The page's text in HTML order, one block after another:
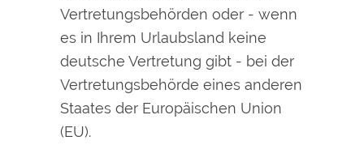
Vertretungsbehörden oder - wenn
es in Ihrem Urlaubsland keine
deutsche Vertretung gibt - bei der
Vertretungsbehörde eines anderen
Staates der Europäischen Union
(EU).